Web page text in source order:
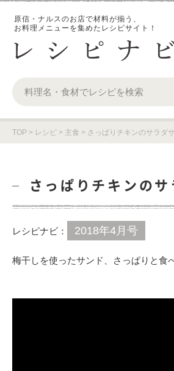
原信・ナルスのお店で材料が揃う、
お料理メニューを集めたレシピサイト！
TOP > レシピ > 主食 > さっぱりチキンのサラダ
さっぱりチキンのサ
レシピナビ： 2018年4月号
梅干しを使ったサンド、さっぱりと食